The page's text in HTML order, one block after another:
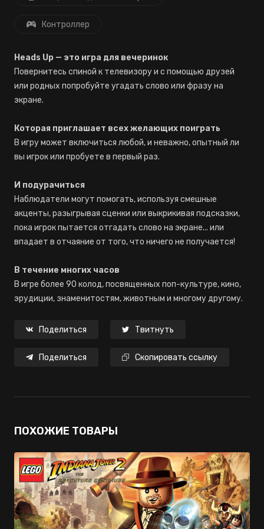
Контроллер
Heads Up — это игра для вечеринок
Повернитесь спиной к телевизору и с помощью друзей
или родных попробуйте угадать слово или фразу на
экране.
Которая приглашает всех желающих поиграть
В игру может включиться любой, и неважно, опытный ли
вы игрок или пробуете в первый раз.
И подурачиться
Наблюдатели могут помогать, используя смешные
акценты, разыгрывая сценки или выкрикивая подсказки,
пока игрок пытается отгадать слово на экране... или
впадает в отчаяние от того, что ничего не получается!
В течение многих часов
В игре более 90 колод, посвященных поп-культуре, кино,
эрудиции, знаменитостям, животным и многому другому.
Поделиться Твитнуть
Поделиться Скопировать ссылку
ПОХОЖИЕ ТОВАРЫ